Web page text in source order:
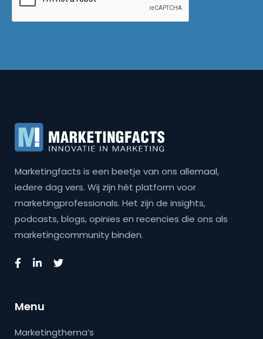
Marketingfacts is een beetje van ons allemaal,
iedere dag vers. Wij zijn hét platform voor
marketingprofessionals. Het zijn de insights,
podcasts, blogs, opinies en recencies die ons als
marketingcommunity binden.
Menu
Marketingthema’s